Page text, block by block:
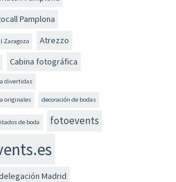
Pamplona
Zaragoza Atrezzo
Cabina fotográfica
divertidas
originales decoración de bodas
de boda fotoevents
Madrid